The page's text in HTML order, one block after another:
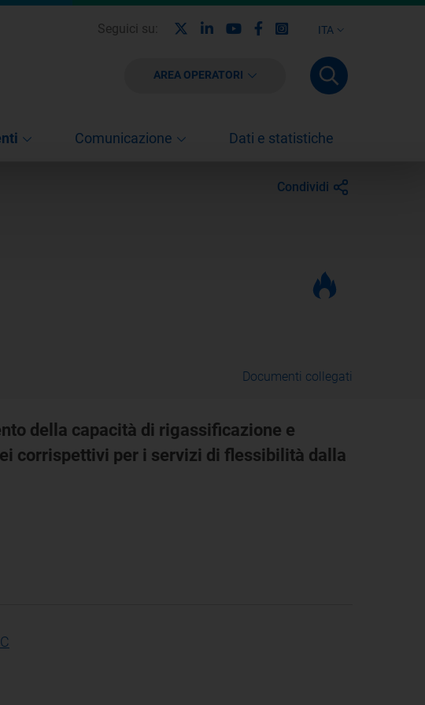
ITA
Seguici su: LinkedinYoutubeFacebook
Instagram
AREA OPERATORI
Comunicazione Dati e statistiche
Condividi
Documenti collegati
della capacità di rigassificazione e
corrispettivi per i servizi di flessibilità dalla